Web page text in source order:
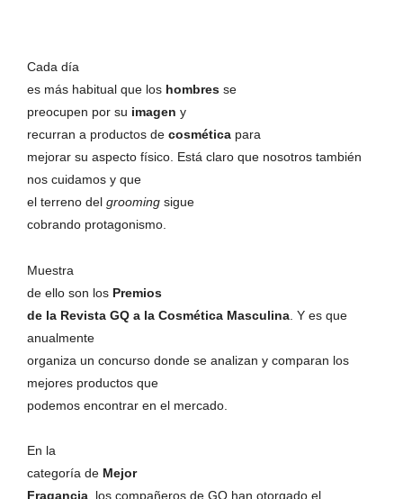
Cada día
es más habitual que los hombres se
preocupen por su imagen y
recurran a productos de cosmética para
mejorar su aspecto físico. Está claro que nosotros también
nos cuidamos y que
el terreno del grooming sigue
cobrando protagonismo.
Muestra
de ello son los Premios
de la Revista GQ a la Cosmética Masculina . Y es que
anualmente
organiza un concurso donde se analizan y comparan los
mejores productos que
podemos encontrar en el mercado.
En la
categoría de Mejor
Fragancia , los compañeros de GQ han otorgado el